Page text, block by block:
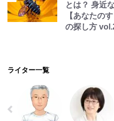
とは？ 身近
【あなたの
の探し方
ライター一覧